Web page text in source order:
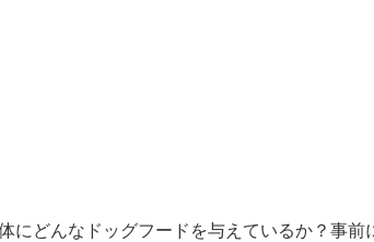
にどんなドッグフードを与えているか？事前